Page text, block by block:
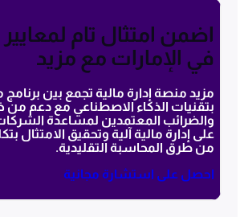
اضمن امتثال تام
في الإمارات مع مزيد
مزيد منصة إدارة مالية تجمع بين
بتقنيات الذكاء الاصطناعي مع دعم من
والضرائب المعتمدين لمساعدة
من طرق المحاسبة التقليدية.
احصل على استشارة مجانية